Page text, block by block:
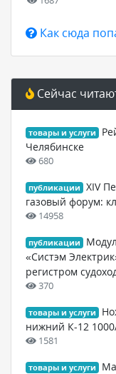
Как сюда
Сейчас
товары и услуги
Челябинске
680
публикации
XIV
газовый форум:
14958
публикации
«Систэм
регистром
370
товары и услуги
нижний К-12
1581
товары и услуги